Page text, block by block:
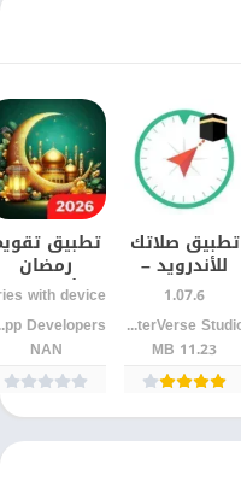
تطبيق صلاتك
للأندرويد –
مواقيت الصلاة
واتجاه القبلة
بدقة
1.07.6
JupiterVerse Studio
11.23 MB
تطبيق
رمضان
للأندرويد –
أوقات
بدقة
يومية
NAN